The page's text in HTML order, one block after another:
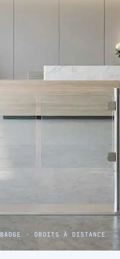
BADGE · DROITS À DISTANCE